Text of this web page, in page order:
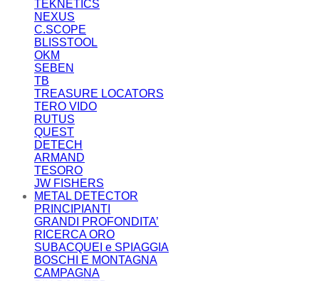
TEKNETICS
NEXUS
C.SCOPE
BLISSTOOL
OKM
SEBEN
TB
TREASURE LOCATORS
TERO VIDO
RUTUS
QUEST
DETECH
ARMAND
TESORO
JW FISHERS
METAL DETECTOR
PRINCIPIANTI
GRANDI PROFONDITA’
RICERCA ORO
SUBACQUEI e SPIAGGIA
BOSCHI E MONTAGNA
CAMPAGNA